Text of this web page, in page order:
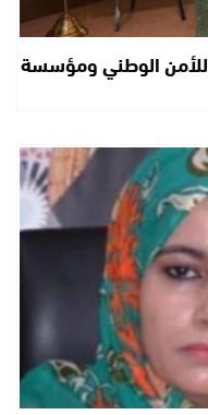
للأمن الوطني ومؤسسة